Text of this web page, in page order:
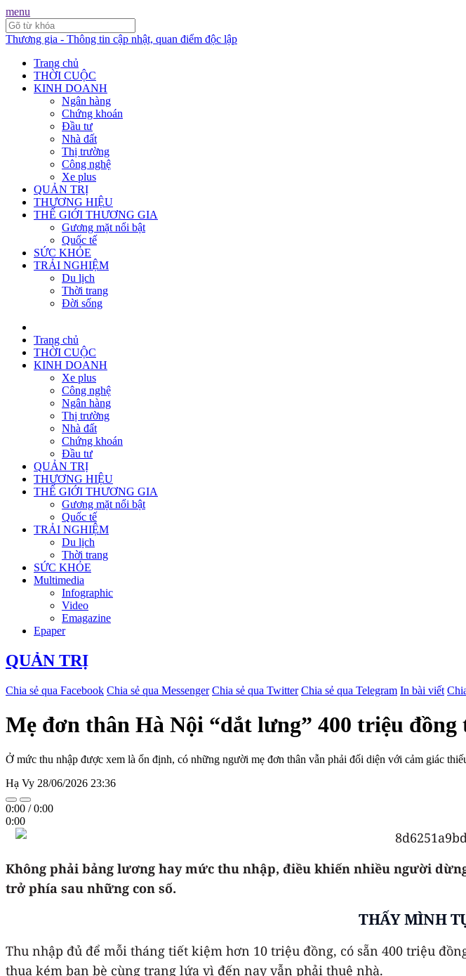
menu
Thương gia - Thông tin cập nhật, quan điểm độc lập
Trang chủ
THỜI CUỘC
KINH DOANH
Ngân hàng
Chứng khoán
Đầu tư
Nhà đất
Thị trường
Công nghệ
Xe plus
QUẢN TRỊ
THƯƠNG HIỆU
THẾ GIỚI THƯƠNG GIA
Gương mặt nổi bật
Quốc tế
SỨC KHỎE
TRẢI NGHIỆM
Du lịch
Thời trang
Đời sống
Trang chủ
THỜI CUỘC
KINH DOANH
Xe plus
Công nghệ
Ngân hàng
Thị trường
Nhà đất
Chứng khoán
Đầu tư
QUẢN TRỊ
THƯƠNG HIỆU
THẾ GIỚI THƯƠNG GIA
Gương mặt nổi bật
Quốc tế
TRẢI NGHIỆM
Du lịch
Thời trang
SỨC KHỎE
Multimedia
Infographic
Video
Emagazine
Epaper
QUẢN TRỊ
Chia sẻ qua Facebook Chia sẻ qua Messenger Chia sẻ qua Twitter Chia sẻ qua Telegram In bài viết
Mẹ đơn thân Hà Nội “dắt lưng” 400 triệu
Ở mức thu nhập được xem là ổn định, có những người mẹ đơn thân vẫn phải đối diện với cảm giác
Hạ Vy 28/06/2026 23:36
0:00 /0:00
0:00
Không phải bảng lương hay mức thu nhập, điều khiến nhiều người
trở phía sau những con số.
THẤY MÌNH
Thu nhập đủ để mỗi tháng tiết kiệm hơn 10 triệu đồng, có sẵn 400 triệu
thua kém bạn bè cùng trang lứa vì đến nay vẫn phải thuê nhà.